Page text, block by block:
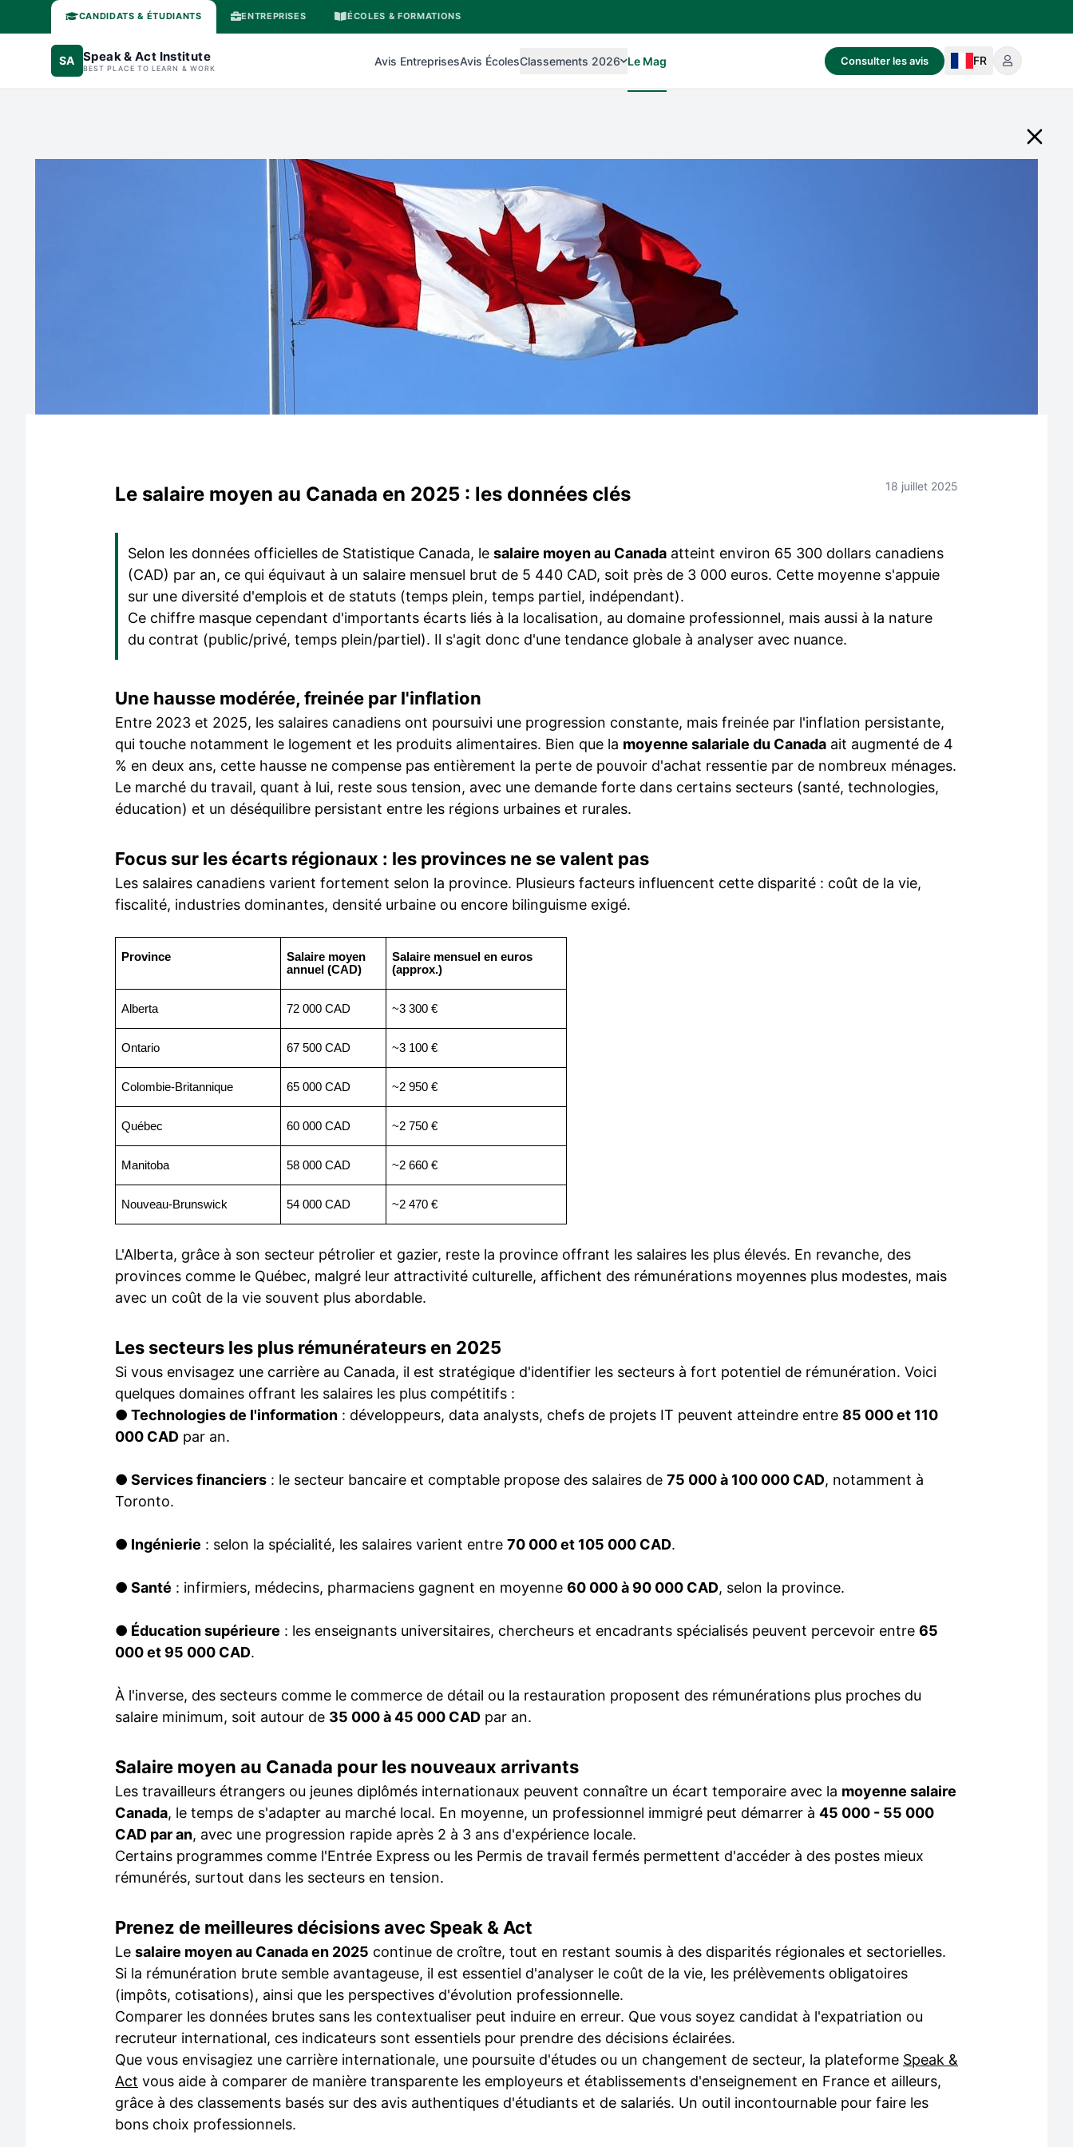
CANDIDATS & ÉTUDIANTS ENTREPRISES ÉCOLES & FORMATIONS
SA Speak & Act Institute
BEST PLACE TO LEARN & WORK
Avis EntreprisesAvis ÉcolesClassements 2026 Le Mag Consulter les avis FR
18 juillet 2025
Le salaire moyen au Canada en 2025 : les données clés
Selon les données officielles de Statistique Canada, le salaire moyen au Canada atteint environ 65 300 dollars canadiens
(CAD) par an, ce qui équivaut à un salaire mensuel brut de 5 440 CAD, soit près de 3 000 euros. Cette moyenne s'appuie
sur une diversité d'emplois et de statuts (temps plein, temps partiel, indépendant).
Ce chiffre masque cependant d'importants écarts liés à la localisation, au domaine professionnel, mais aussi à la nature
du contrat (public/privé, temps plein/partiel). Il s'agit donc d'une tendance globale à analyser avec nuance.
Une hausse modérée, freinée par l'inflation
Entre 2023 et 2025, les salaires canadiens ont poursuivi une progression constante, mais freinée par l'inflation persistante,
qui touche notamment le logement et les produits alimentaires. Bien que la moyenne salariale du Canada ait augmenté de 4
% en deux ans, cette hausse ne compense pas entièrement la perte de pouvoir d'achat ressentie par de nombreux ménages.
Le marché du travail, quant à lui, reste sous tension, avec une demande forte dans certains secteurs (santé, technologies,
éducation) et un déséquilibre persistant entre les régions urbaines et rurales.
Focus sur les écarts régionaux : les provinces ne se valent pas
Les salaires canadiens varient fortement selon la province. Plusieurs facteurs influencent cette disparité : coût de la vie,
fiscalité, industries dominantes, densité urbaine ou encore bilinguisme exigé.
Province
Salaire moyen
annuel (CAD)
Salaire mensuel en euros
(approx.)
Alberta 72 000 CAD ~3 300 €
Ontario 67 500 CAD ~3 100 €
Colombie-Britannique 65 000 CAD ~2 950 €
Québec 60 000 CAD ~2 750 €
Manitoba 58 000 CAD ~2 660 €
Nouveau-Brunswick 54 000 CAD ~2 470 €
L'Alberta, grâce à son secteur pétrolier et gazier, reste la province offrant les salaires les plus élevés. En revanche, des
provinces comme le Québec, malgré leur attractivité culturelle, affichent des rémunérations moyennes plus modestes, mais
avec un coût de la vie souvent plus abordable.
Les secteurs les plus rémunérateurs en 2025
Si vous envisagez une carrière au Canada, il est stratégique d'identifier les secteurs à fort potentiel de rémunération. Voici
quelques domaines offrant les salaires les plus compétitifs :
● Technologies de l'information : développeurs, data analysts, chefs de projets IT peuvent atteindre entre 85 000 et 110
000 CAD par an.
● Services financiers : le secteur bancaire et comptable propose des salaires de 75 000 à 100 000 CAD, notamment à
Toronto.
● Ingénierie : selon la spécialité, les salaires varient entre 70 000 et 105 000 CAD.
● Santé : infirmiers, médecins, pharmaciens gagnent en moyenne 60 000 à 90 000 CAD, selon la province.
● Éducation supérieure : les enseignants universitaires, chercheurs et encadrants spécialisés peuvent percevoir entre 65
000 et 95 000 CAD.
À l'inverse, des secteurs comme le commerce de détail ou la restauration proposent des rémunérations plus proches du
salaire minimum, soit autour de 35 000 à 45 000 CAD par an.
Salaire moyen au Canada pour les nouveaux arrivants
Les travailleurs étrangers ou jeunes diplômés internationaux peuvent connaître un écart temporaire avec la moyenne salaire
Canada, le temps de s'adapter au marché local. En moyenne, un professionnel immigré peut démarrer à 45 000 - 55 000
CAD par an, avec une progression rapide après 2 à 3 ans d'expérience locale.
Certains programmes comme l'Entrée Express ou les Permis de travail fermés permettent d'accéder à des postes mieux
rémunérés, surtout dans les secteurs en tension.
Prenez de meilleures décisions avec Speak & Act
Le salaire moyen au Canada en 2025 continue de croître, tout en restant soumis à des disparités régionales et sectorielles.
Si la rémunération brute semble avantageuse, il est essentiel d'analyser le coût de la vie, les prélèvements obligatoires
(impôts, cotisations), ainsi que les perspectives d'évolution professionnelle.
Comparer les données brutes sans les contextualiser peut induire en erreur. Que vous soyez candidat à l'expatriation ou
recruteur international, ces indicateurs sont essentiels pour prendre des décisions éclairées.
Que vous envisagiez une carrière internationale, une poursuite d'études ou un changement de secteur, la plateforme Speak &
Act vous aide à comparer de manière transparente les employeurs et établissements d'enseignement en France et ailleurs,
grâce à des classements basés sur des avis authentiques d'étudiants et de salariés. Un outil incontournable pour faire les
bons choix professionnels.